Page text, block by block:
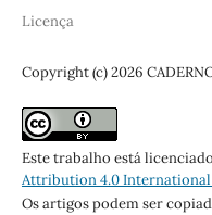
Licença
Copyright (c) 2026
Este trabalho está
Attribution 4.0 International
Os artigos podem ser